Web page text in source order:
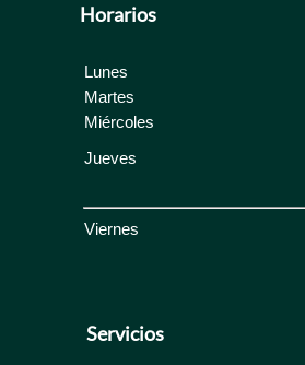
Horarios
Lunes
Martes
Miércoles
Jueves
Viernes
Servicios